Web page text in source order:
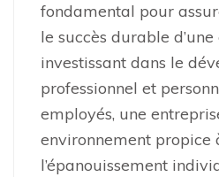
fondamental pour
le succès durable
investissant dans le
professionnel et
employés, une
environnement propice
l’épanouissement